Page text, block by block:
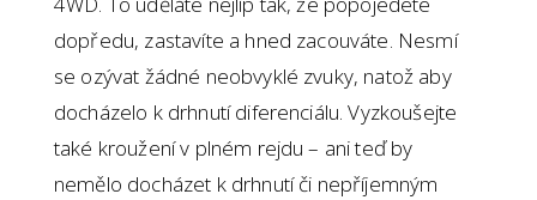
dopředu, zastavíte a hned zacouváte. Nesmí
se ozývat žádné neobvyklé zvuky, natož aby
docházelo k drhnutí diferenciálu. Vyzkoušejte
také kroužení v plném rejdu – ani teď by
nemělo docházet k drhnutí či nepříjemným